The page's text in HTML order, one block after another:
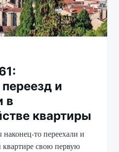
и
в
квартиры
то переехали и
свою первую